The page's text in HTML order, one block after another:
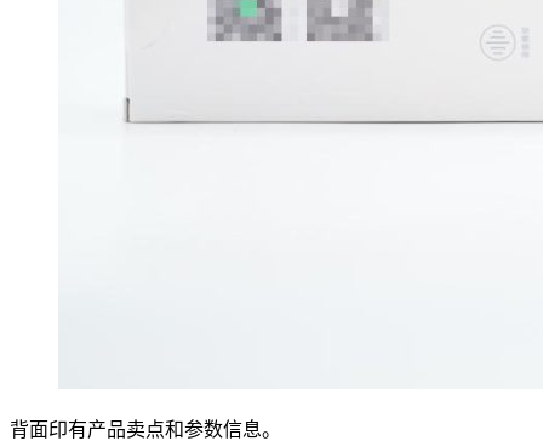
背面印有产品卖点和参数信息。